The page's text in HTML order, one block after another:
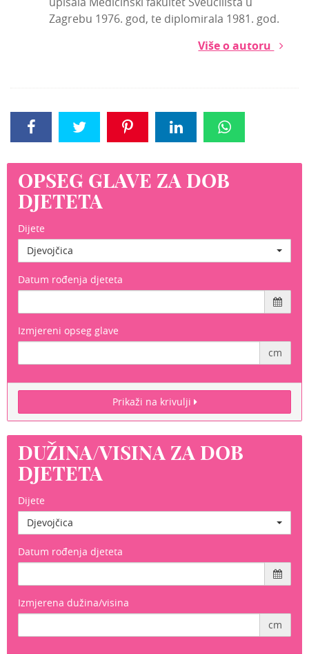
Zagrebu 1976. god, te diplomirala 1981. god.
Više o autoru
OPSEG GLAVE ZA DOB
DJETETA
Dijete
Djevojčica
Datum rođenja djeteta
Izmjereni opseg glave
cm
Prikaži na krivulji
DUŽINA/VISINA ZA DOB
DJETETA
Dijete
Djevojčica
Datum rođenja djeteta
Izmjerena dužina/visina
cm